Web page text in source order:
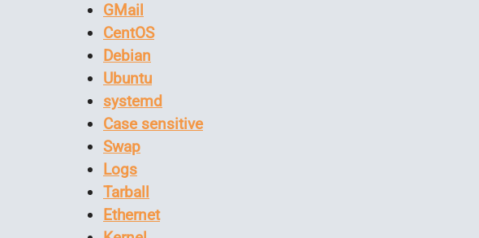
GMail
CentOS
Debian
Ubuntu
systemd
Case sensitive
Swap
Logs
Tarball
Ethernet